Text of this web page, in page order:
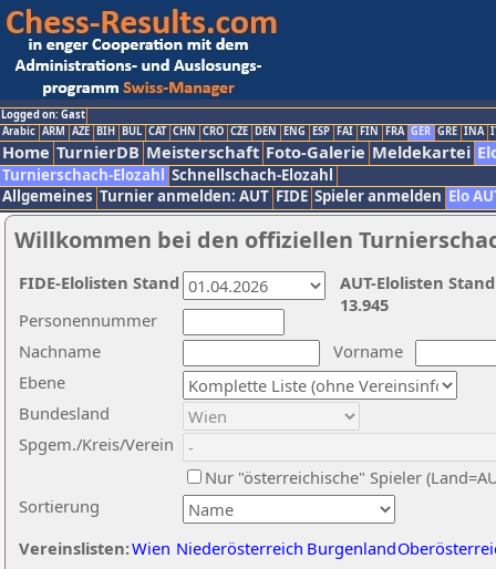
Logged on: Gast
Arabic ARM AZE BIH BUL CAT CHN CRO CZE DEN ENG ESP FAI FIN FRA GER GRE INA
Home TurnierDB Meisterschaft Foto-Galerie Meldekartei
Turnierschach-Elozahl Schnellschach-Elozahl
Allgemeines Turnier anmelden: AUT FIDE Spieler anmelden Elo
Willkommen bei den offiziellen
Nachname
Vorname
Ebene
Sortierung
Personennummer
Bundesland
Spgem./Kreis/Verein
Nur "österreichische" Spieler
Vereinslisten:Wien Niederösterreich Burgenland
AUT-Elolisten
13.945
FIDE-Elolisten Stand